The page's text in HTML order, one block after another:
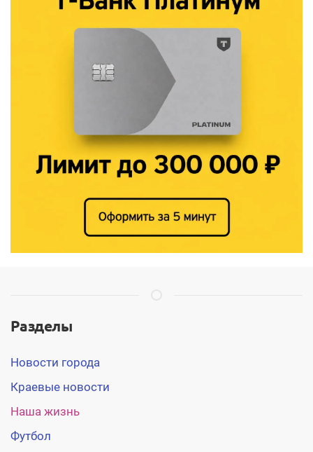
Разделы
Новости города
Краевые новости
Наша жизнь
Футбол